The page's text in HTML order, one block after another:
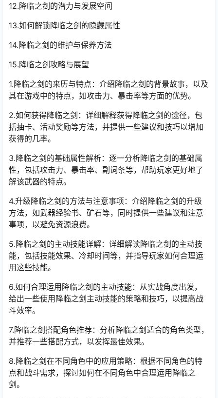
12.降临之剑的潜力与发展空间
13.如何解锁降临之剑的隐藏属性
14.降临之剑的维护与保养方法
15.降临之剑攻略与展望
1.降临之剑的来历与特点：介绍降临之剑的背景故事，以及
其在游戏中的特点，如攻击力、暴击率等方面的优势。
2.如何获得降临之剑：详细解释获得降临之剑的途径，包
括抽卡、活动奖励等方法，并提供一些建议和技巧以增加
获得的几率。
3.降临之剑的基础属性解析：逐一分析降临之剑的基础属
性，包括攻击力、暴击率、副词条等，帮助玩家更好地了
解该武器的特点。
4.升级降临之剑的方法与注意事项：介绍降临之剑的升级
方法，如武器经验书、矿石等，同时提供一些建议和注意
事项，以避免资源浪费。
5.降临之剑的主动技能详解：详细解读降临之剑的主动技
能，包括技能效果、冷却时间等，并指导玩家如何合理运
用这些技能。
6.如何合理运用降临之剑的主动技能：从实战角度出发，
给出一些使用降临之剑主动技能的策略和技巧，以提高战
斗效率。
7.降临之剑搭配角色推荐：分析降临之剑适合的角色类型，
并推荐一些搭配方式，以发挥最佳效果。
8.降临之剑在不同角色中的应用策略：根据不同角色的特
点和战斗需求，探讨如何在不同角色中合理运用降临之
剑。